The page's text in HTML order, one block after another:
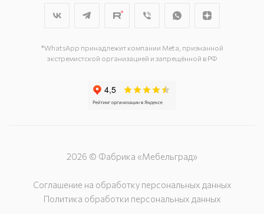
г. Подольск, ул. Станционная, д. 11
*WhatsApp принадлежит компании Meta, признанной
экстремистской организацией и запрещённой в РФ
2026 © Фабрика «Мебельград»
Соглашение на обработку персональных данных
Политика обработки персональных данных